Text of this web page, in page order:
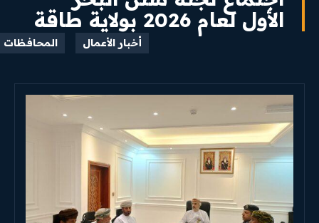
الأول لعام 2026 بولاية طاقة
أخبار الأعمال المحافظات